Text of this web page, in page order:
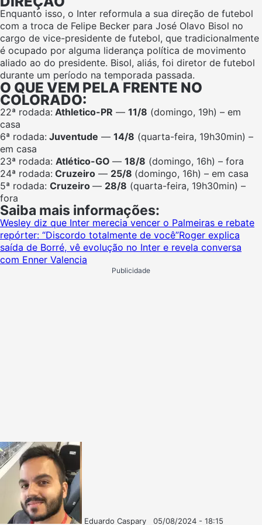
Enquanto isso, o Inter reformula a sua direção de futebol
com a troca de Felipe Becker para José Olavo Bisol no
cargo de vice-presidente de futebol, que tradicionalmente
é ocupado por alguma liderança política de movimento
aliado ao do presidente. Bisol, aliás, foi diretor de futebol
durante um período na temporada passada.
O QUE VEM PELA FRENTE NO
COLORADO:
22ª rodada: Athletico-PR — 11/8 (domingo, 19h) – em
casa
6ª rodada: Juventude — 14/8 (quarta-feira, 19h30min) –
em casa
23ª rodada: Atlético-GO — 18/8 (domingo, 16h) – fora
24ª rodada: Cruzeiro — 25/8 (domingo, 16h) – em casa
5ª rodada: Cruzeiro — 28/8 (quarta-feira, 19h30min) –
fora
Saiba mais informações:
Wesley diz que Inter merecia vencer o Palmeiras e rebate
repórter: “Discordo totalmente de você”Roger explica
saída de Borré, vê evolução no Inter e revela conversa
com Enner Valencia
Publicidade
Eduardo Caspary
05/08/2024 - 18:15